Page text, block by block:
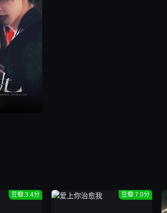
豆瓣:3.4分 豆瓣:7.0分